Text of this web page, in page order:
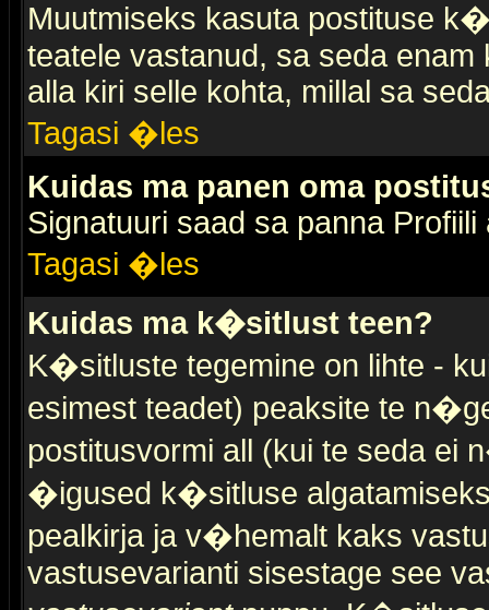
Muutmiseks kasuta postituse
teatele vastanud, sa seda
alla kiri selle kohta, millal sa
Tagasi �les
Kuidas ma panen oma
Signatuuri saad sa panna Profiili
Tagasi �les
Kuidas ma k�sitlust teen?
K�sitluste tegemine on lihte -
esimest teadet) peaksite te
postitusvormi all (kui te seda ei
�igused k�sitluse
pealkirja ja v�hemalt kaks
vastusevarianti sisestage see